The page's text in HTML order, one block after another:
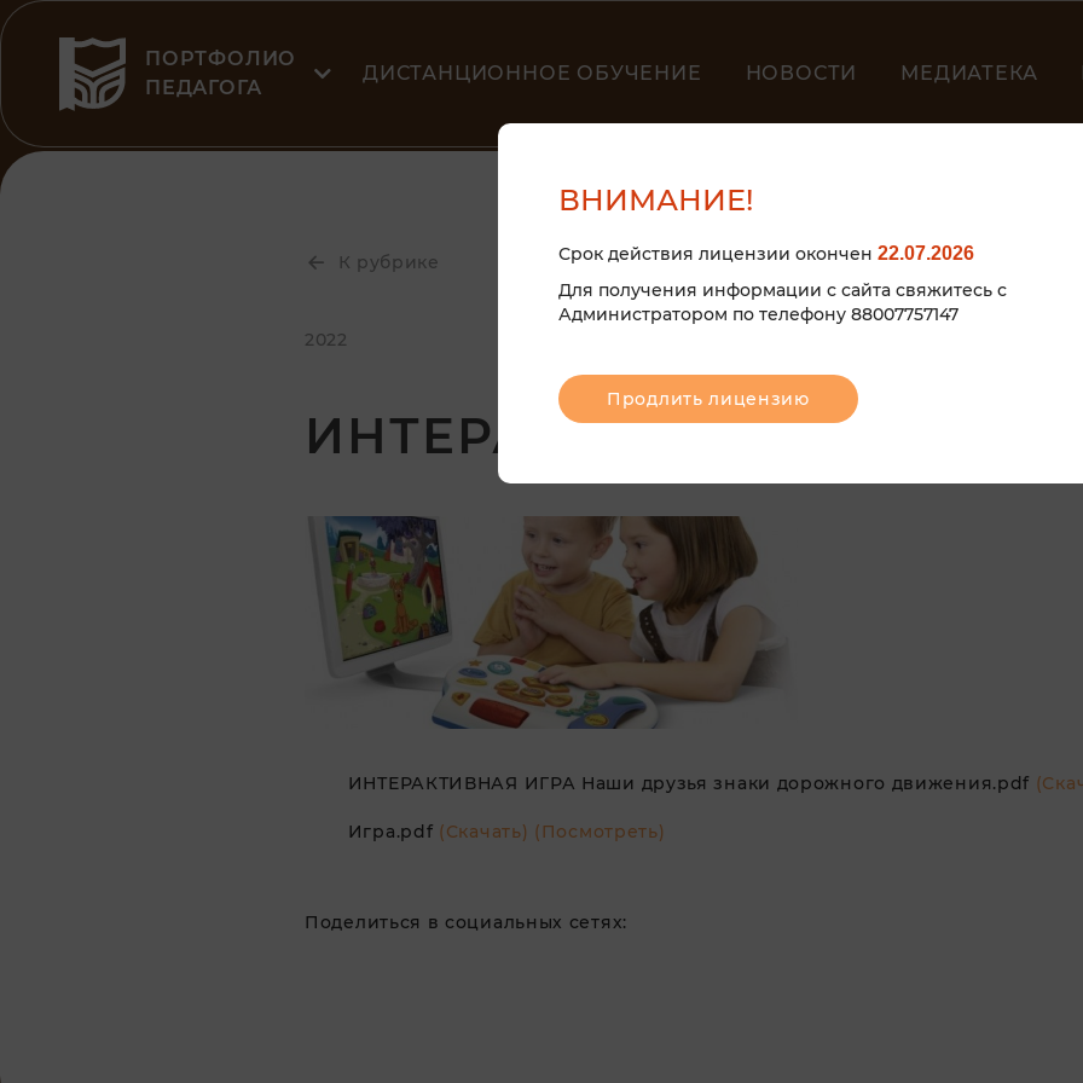
ПОРТФОЛИО
ПЕДАГОГА
ДИСТАНЦИОННОЕ ОБУЧЕНИЕ НОВОСТИ МЕДИАТЕКА
К рубрике
2022
ИНТЕРАКТИВНЫЕ ИГРЫ
ИНТЕРАКТИВНАЯ ИГРА Наши друзья знаки дорожного движения.pdf
Игра.pdf (Скачать) (Посмотреть)
Поделиться в социальных сетях:
ВНИМАНИЕ!
Срок действия лицензии окончен 22.07.2026
Для получения информации с сайта свяжитесь с
Администратором по телефону 88007757147
Продлить лицензию